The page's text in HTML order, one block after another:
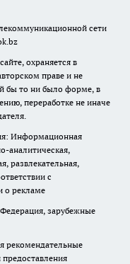
сети
охраняется в
праве и не
бы то ни было форме, в
переработке не иначе
Информационная
аналитическая,
развлекательная,
с
о рекламе
зарубежные
рекомендательные